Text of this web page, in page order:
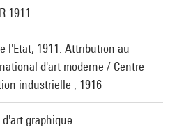
1911
l'Etat, 1911. Attribution au
d'art moderne / Centre
industrielle , 1916
d'art graphique